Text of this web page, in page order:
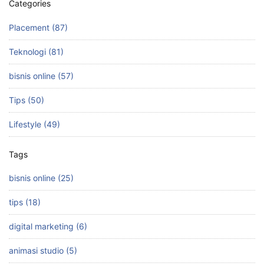
Categories
Placement (87)
Teknologi (81)
bisnis online (57)
Tips (50)
Lifestyle (49)
Tags
bisnis online (25)
tips (18)
digital marketing (6)
animasi studio (5)